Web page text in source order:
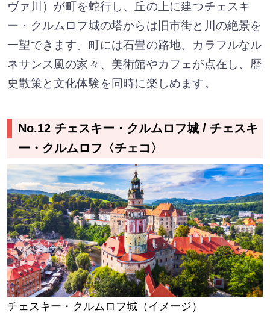
ヴァ川）が町を蛇行し、丘の上に建つチェスキ
ー・クルムロフ城の塔からは旧市街と川の絶景を
一望できます。町には石畳の路地、カラフルなル
ネサンス風の家々、美術館やカフェが点在し、歴
史散策と文化体験を同時に楽しめます。
No.12 チェスキー・クルムロフ城 / チェスキ
ー・クルムロフ〈チェコ〉
チェスキー・クルムロフ城（イメージ）